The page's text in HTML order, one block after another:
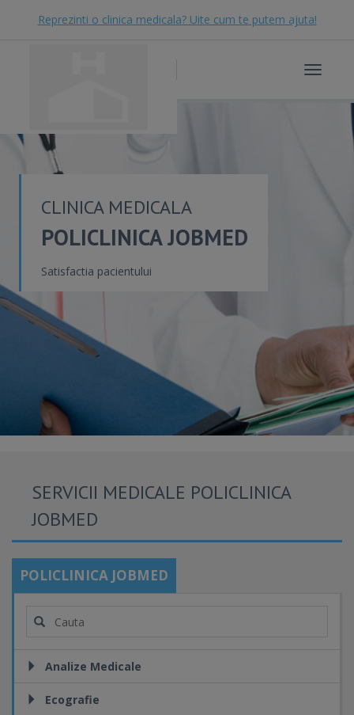
Reprezinti o clinica medicala? Uite cum te putem ajuta!
Toggle
CLINICA MEDICALA
POLICLINICA JOBMED
Satisfactia pacientului
SERVICII MEDICALE POLICLINICA
JOBMED
POLICLINICA JOBMED
Analize Medicale
Ecografie